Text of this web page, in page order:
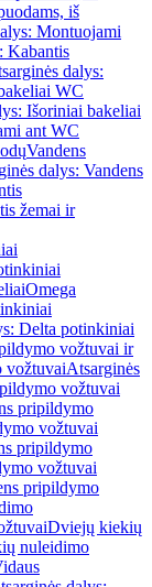
iš
Montuojami
Kabantis
dalys:
WC
Išoriniai bakeliai
ant WC
Vandens
dalys: Vandens
žemai ir
Omega
Delta potinkiniai
vožtuvai ir
vožtuvaiAtsarginės
vožtuvai
pripildymo
vožtuvai
pripildymo
vožtuvai
pripildymo
Dviejų kiekių
nuleidimo